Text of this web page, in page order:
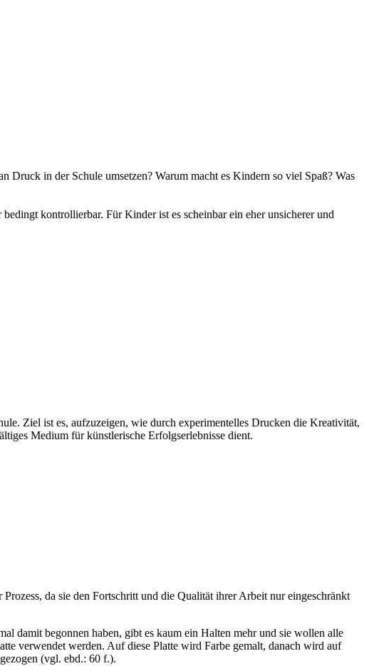
Druck in der Schule umsetzen? Warum macht es Kindern so viel Spaß? Was
kontrollierbar. Für Kinder ist es scheinbar ein eher unsicherer und
Ziel ist es, aufzuzeigen, wie durch experimentelles Drucken die Kreativität,
Medium für künstlerische Erfolgserlebnisse dient.
da sie den Fortschritt und die Qualität ihrer Arbeit nur eingeschränkt
damit begonnen haben, gibt es kaum ein Halten mehr und sie wollen alle
verwendet werden. Auf diese Platte wird Farbe gemalt, danach wird auf
(vgl. ebd.: 60 f.).